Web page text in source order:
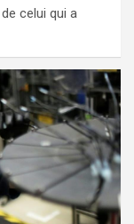
celui qui a